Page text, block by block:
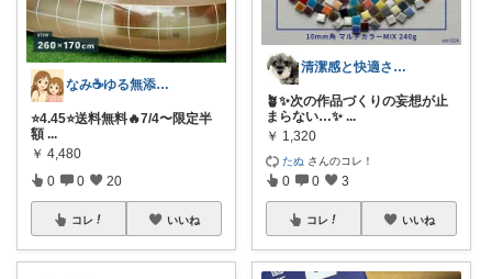
なみ☕ゆる無添加🌱5歳差姉妹
⭐️4.45⭐️送料無料🔥7/4〜限定半
額 ...
￥ 4,480
0 0 20
コレ いいね
清潔感と快適さを整える大人のインテリア部
🪴✨次の作品づくりの妄想が止
まらない…✨ ...
￥ 1,320
たぬ さんのコレ！
0 0 3
コレ いいね